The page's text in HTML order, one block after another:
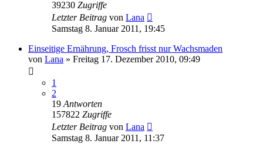
39230 Zugriffe
Letzter Beitrag von Lana
Samstag 8. Januar 2011, 19:45
Einseitige Ernährung, Frosch frisst nur Wachsmaden
von Lana » Freitag 17. Dezember 2010, 09:49
1
2
19 Antworten
157822 Zugriffe
Letzter Beitrag von Lana
Samstag 8. Januar 2011, 11:37